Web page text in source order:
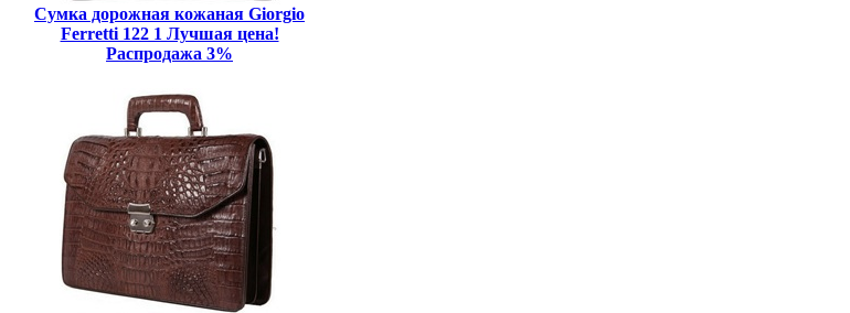
Сумка дорожная кожаная Giorgio
Ferretti 122 1 Лучшая цена!
Распродажа 3%